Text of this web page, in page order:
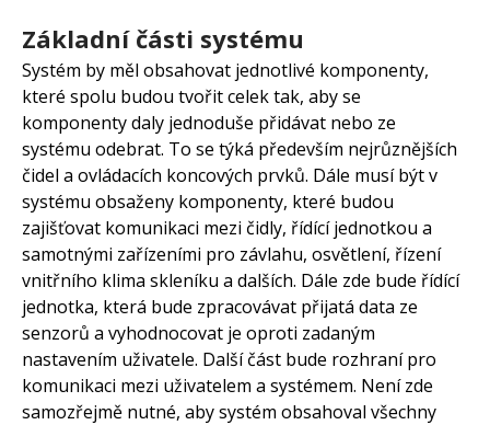
Základní části systému
Systém by měl obsahovat jednotlivé komponenty,
které spolu budou tvořit celek tak, aby se
komponenty daly jednoduše přidávat nebo ze
systému odebrat. To se týká především nejrůznějších
čidel a ovládacích koncových prvků. Dále musí být v
systému obsaženy komponenty, které budou
zajišťovat komunikaci mezi čidly, řídící jednotkou a
samotnými zařízeními pro závlahu, osvětlení, řízení
vnitřního klima skleníku a dalších. Dále zde bude řídící
jednotka, která bude zpracovávat přijatá data ze
senzorů a vyhodnocovat je oproti zadaným
nastavením uživatele. Další část bude rozhraní pro
komunikaci mezi uživatelem a systémem. Není zde
samozřejmě nutné, aby systém obsahoval všechny